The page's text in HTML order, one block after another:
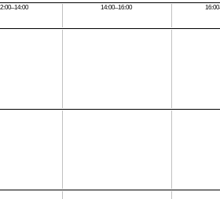
14:00–16:00